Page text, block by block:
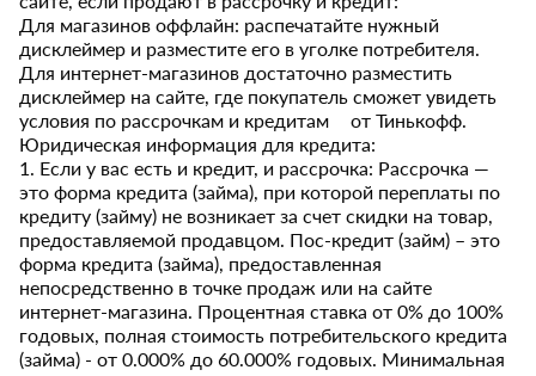
Для магазинов оффлайн: распечатайте нужный
дисклеймер и разместите его в уголке потребителя.
Для интернет-магазинов достаточно разместить
дисклеймер на сайте, где покупатель сможет увидеть
условия по рассрочкам и кредитам от Тинькофф.
Юридическая информация для кредита:
1. Если у вас есть и кредит, и рассрочка: Рассрочка —
это форма кредита (займа), при которой переплаты по
кредиту (займу) не возникает за счет скидки на товар,
предоставляемой продавцом. Пос-кредит (займ) – это
форма кредита (займа), предоставленная
непосредственно в точке продаж или на сайте
интернет-магазина. Процентная ставка от 0% до 100%
годовых, полная стоимость потребительского кредита
(займа) - от 0.000% до 60.000% годовых. Минимальная